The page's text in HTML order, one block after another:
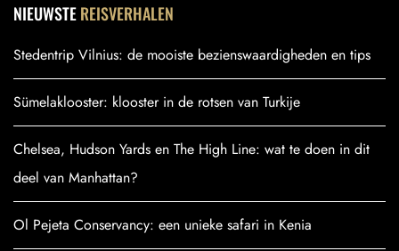
NIEUWSTEREISVERHALEN
Stedentrip Vilnius: de mooiste bezienswaardigheden en tips
Sümelaklooster: klooster in de rotsen van Turkije
Chelsea, Hudson Yards en The High Line: wat te doen in dit
deel van Manhattan?
Ol Pejeta Conservancy: een unieke safari in Kenia